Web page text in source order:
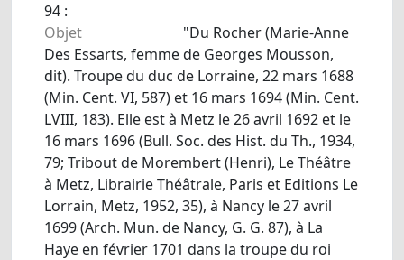
94 :
Objet
"Du Rocher (Marie-Anne
Des Essarts, femme de Georges Mousson,
dit). Troupe du duc de Lorraine, 22 mars 1688
(Min. Cent. VI, 587) et 16 mars 1694 (Min. Cent.
LVIII, 183). Elle est à Metz le 26 avril 1692 et le
16 mars 1696 (Bull. Soc. des Hist. du Th., 1934,
79; Tribout de Morembert (Henri), Le Théâtre
à Metz, Librairie Théâtrale, Paris et Editions Le
Lorrain, Metz, 1952, 35), à Nancy le 27 avril
1699 (Arch. Mun. de Nancy, G. G. 87), à La
Haye en février 1701 dans la troupe du roi